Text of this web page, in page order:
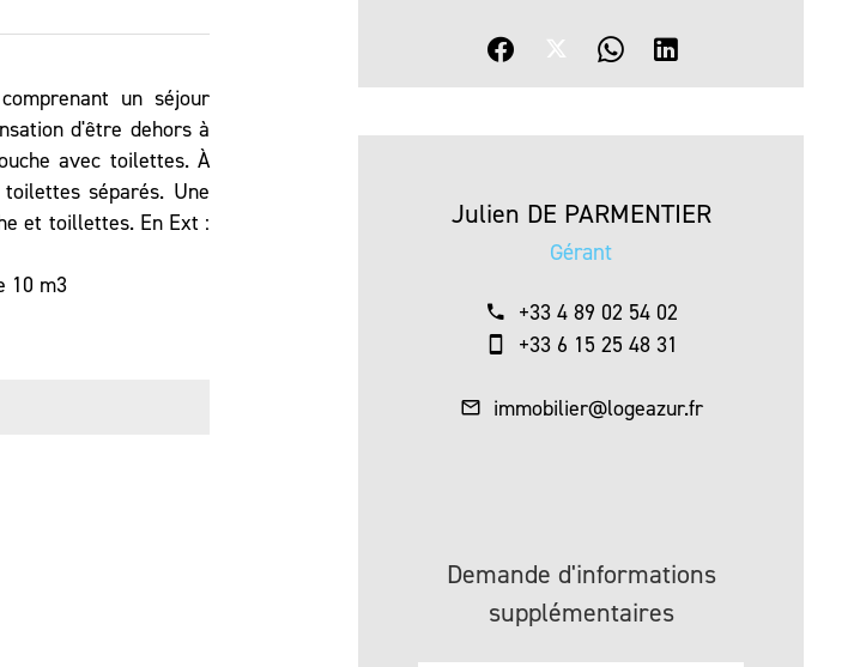
un séjour
d'être dehors à
avec toilettes. À
séparés. Une
et toillettes. En Ext :
10 m3
Julien DE PARMENTIER
Gérant
+33 4 89 02 54 02
+33 6 15 25 48 31
immobilier@logeazur.fr
Demande d'informations
supplémentaires